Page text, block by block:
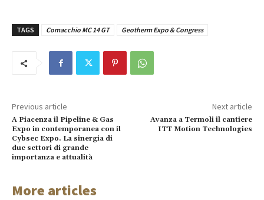
TAGS Comacchio MC 14 GT Geotherm Expo & Congress
Previous article
A Piacenza il Pipeline & Gas
Expo in contemporanea con il
Cybsec Expo. La sinergia di
due settori di grande
importanza e attualità
Next article
Avanza a Termoli il cantiere
ITT Motion Technologies
More articles